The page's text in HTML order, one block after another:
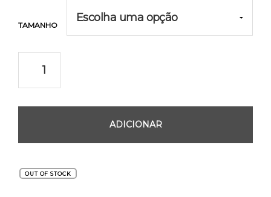
TAMANHO
ADICIONAR
OUT OF STOCK